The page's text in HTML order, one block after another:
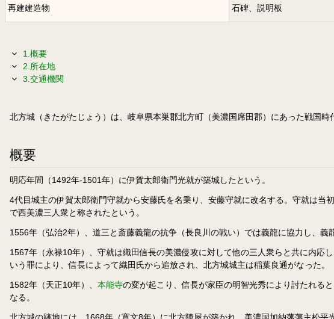
再建建造物 石碑、説明板
1.概要
2.所在地
3.交通機関
北方城（きたがたじょう）は、岐阜県本巣郡北方町（美濃国席田郡）にあった戦国
概要
明応年間（1492年-1501年）に伊賀太郎衛門光就が築城したという。
4代目城主の伊賀太郎衛門守就から安藤氏を名乗り、安藤守就に改名する。守就は
で西美濃三人衆と称されたという。
1556年（弘治2年）、道三と斎藤義龍の抗争（長良川の戦い）では義龍に協力し、義
1567年（永禄10年）、守就は織田信長の美濃侵攻に対して他の三人衆らと共に内応
いう罪により、信長によって織田氏から追放され、北方城城主は稲葉良通がなった。
1582年（天正10年）、 本能寺の変が起こり、信長が家臣の明智光秀により討たれる
なる。